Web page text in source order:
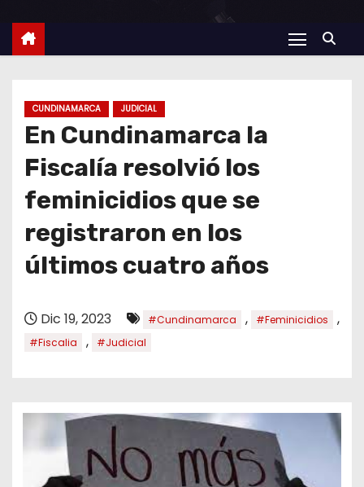
CUNDINAMARCA JUDICIAL
En Cundinamarca la
Fiscalía resolvió los
feminicidios que se
registraron en los
últimos cuatro años
Dic 19, 2023 #Cundinamarca , #Feminicidios ,
#Fiscalia , #Judicial